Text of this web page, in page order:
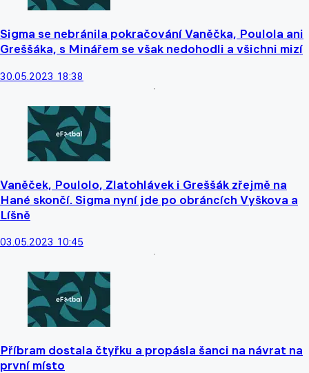
Sigma se nebránila pokračování Vaněčka, Poulola ani
Greššáka, s Minářem se však nedohodli a všichni mizí
30.05.2023 18:38
Vaněček, Poulolo, Zlatohlávek i Greššák zřejmě na
Hané skončí. Sigma nyní jde po obráncích Vyškova a
Líšně
03.05.2023 10:45
Příbram dostala čtyřku a propásla šanci na návrat na
první místo